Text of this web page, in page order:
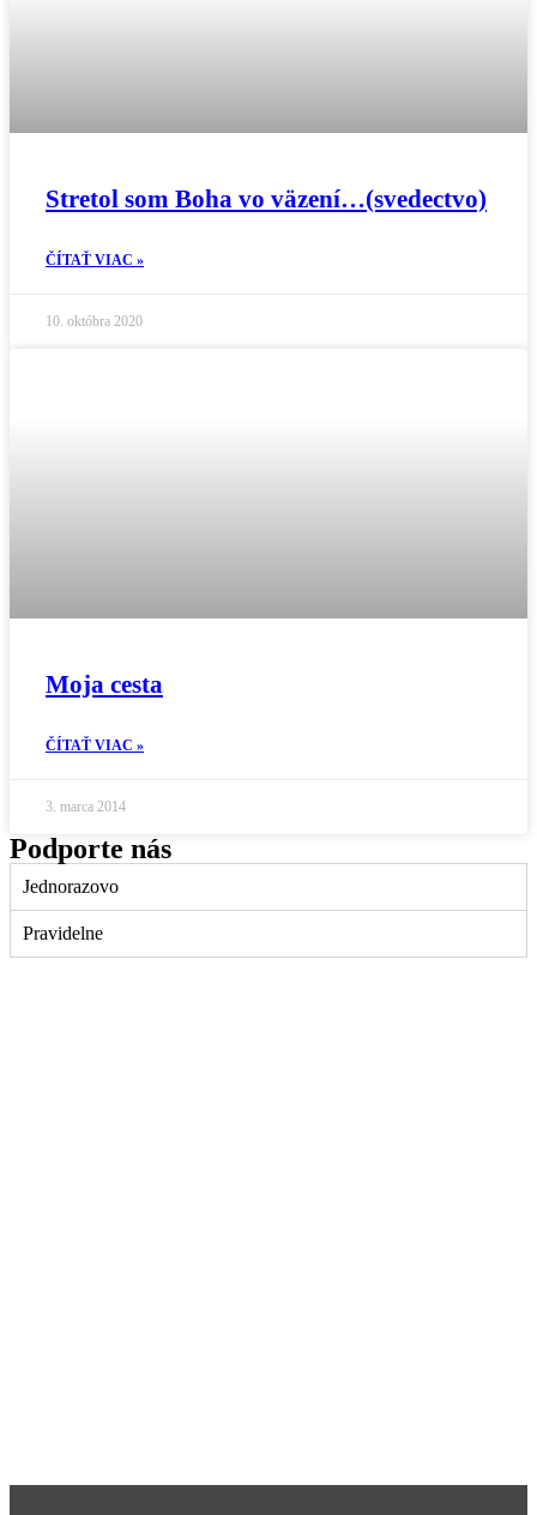
Stretol som Boha vo väzení…(svedectvo)
ČÍTAŤ VIAC »
10. októbra 2020
Moja cesta
ČÍTAŤ VIAC »
3. marca 2014
Podporte nás
Jednorazovo
Pravidelne